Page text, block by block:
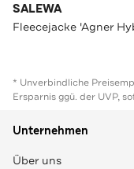
SALEWA
* Unverbindliche
Ersparnis ggü. der UVP,
Unternehmen
Über uns